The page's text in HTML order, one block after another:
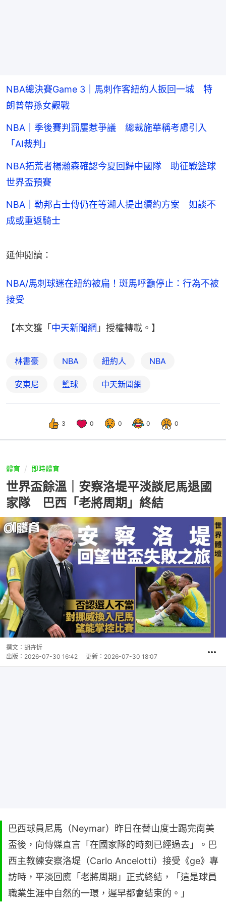
NBA總決賽Game 3｜馬刺作客紐約人扳回一城 特
朗普帶孫女觀戰
NBA｜季後賽判罰屢惹爭議 總裁施華稱考慮引入
「AI裁判」
NBA拓荒者楊瀚森確認今夏回歸中國隊 助征戰籃球
世界盃預賽
NBA｜勒邦占士傳仍在等湖人提出續約方案 如談不
成或重返騎士
延伸閱讀：
NBA/馬刺球迷在紐約被扁！斑馬呼籲停止：行為不被
接受
【本文獲「 中天新聞網 」授權轉載。】
林書豪 NBA 紐約人 NBA
安東尼 籃球 中天新聞網
3 0 0 0 0
體育 即時體育
世界盃餘溫｜安察洛堤平淡談尼馬退國
家隊 巴西「老將周期」終結
撰文： 胡卉忻
出版： 2026-07-30 16:42 更新： 2026-07-30 18:07
巴西球員尼馬（Neymar）昨日在替山度士踢完南美
盃後，向傳媒直言「在國家隊的時刻已經過去」。巴
西主教練安察洛堤（Carlo Ancelotti）接受《ge》專
訪時，平淡回應「老將周期」正式終結，「這是球員
職業生涯中自然的一環，遲早都會結束的。」